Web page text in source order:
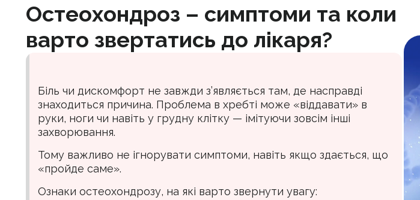
Остеохондроз – симптоми та коли
варто звертатись до лікаря?
Біль чи дискомфорт не завжди з’являється там, де насправді
знаходиться причина. Проблема в хребті може «віддавати» в
руки, ноги чи навіть у грудну клітку — імітуючи зовсім інші
захворювання.
Тому важливо не ігнорувати симптоми, навіть якщо здається, що
«пройде саме».
Ознаки остеохондрозу, на які варто звернути увагу: